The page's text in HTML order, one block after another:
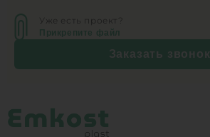
Уже есть проект?
Прикрепите файл
Заказать звонок